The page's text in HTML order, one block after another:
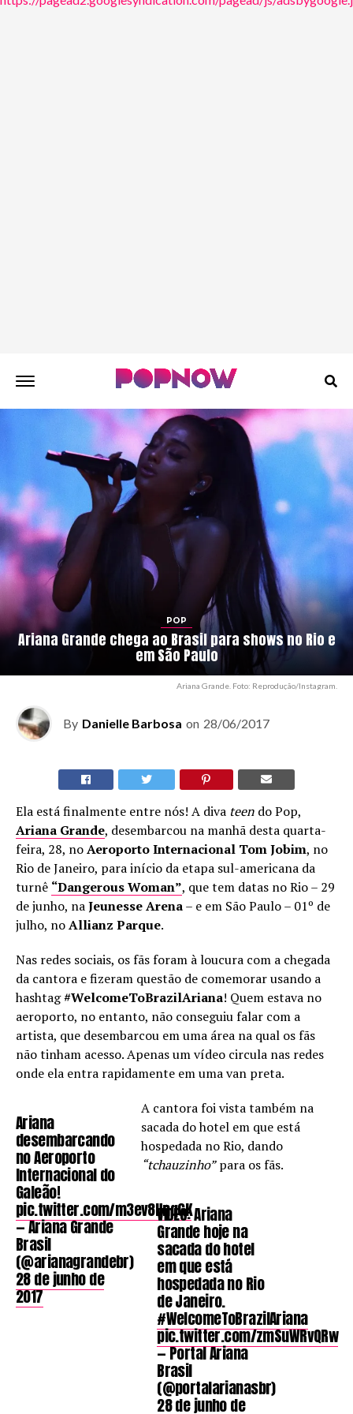
POP
Ariana Grande chega ao Brasil para shows no Rio e
em São Paulo
Ariana Grande. Foto: Reprodução/Instagram.
By Danielle Barbosa on 28/06/2017
Ela está finalmente entre nós! A diva teen do Pop,
Ariana Grande, desembarcou na manhã desta quarta-
feira, 28, noAeroporto Internacional Tom Jobim, no
Rio de Janeiro, para início da etapa sul-americana da
turnê “Dangerous Woman”, que tem datas no Rio – 29
de junho, naJeunesse Arena– e em São Paulo – 01º de
julho, noAllianz Parque.
Nas redes sociais, os fãs foram à loucura com a chegada
da cantora e fizeram questão de comemorar usando a
hashtag#WelcomeToBrazilAriana! Quem estava no
aeroporto, no entanto, não conseguiu falar com a
artista, que desembarcou em uma área na qual os fãs
não tinham acesso. Apenas um vídeo circula nas redes
onde ela entra rapidamente em uma van preta.
Ariana
desembarcando
no Aeroporto
Internacional do
Galeão!
pic.twitter.com/m3ev8HnqGK
— Ariana Grande
Brasil
(@arianagrandebr)
28 de junho de
2017
A cantora foi vista também na
sacada do hotel em que está
hospedada no Rio, dando
“tchauzinho”para os fãs.
VÍDEO: Ariana
Grande hoje na
sacada do hotel
em que está
hospedada no Rio
de Janeiro.
#WelcomeToBrazilAriana
pic.twitter.com/zmSuWRvQRw
— Portal Ariana
Brasil
(@portalarianasbr)
28 de junho de